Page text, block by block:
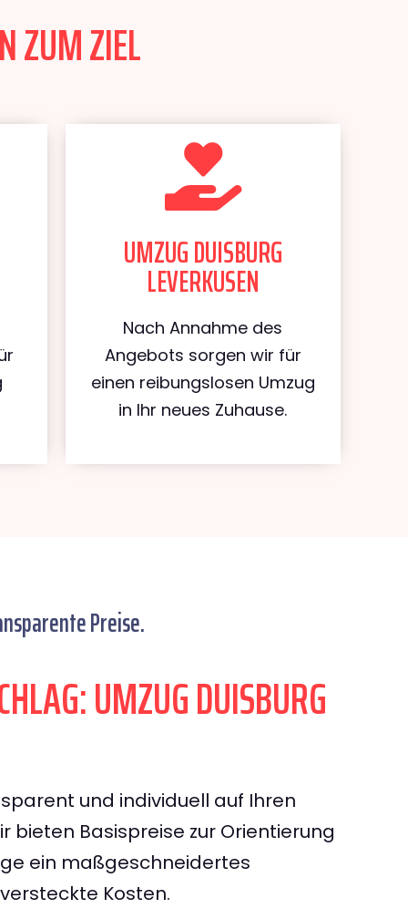
ZUM ZIEL
UMZUG DUISBURG
LEVERKUSEN
Nach Annahme des
Angebots sorgen wir für
einen reibungslosen Umzug
in Ihr neues Zuhause.
Preise.
UMZUG DUISBURG
und individuell auf Ihren
bieten Basispreise zur Orientierung
ein maßgeschneidertes
Kosten.